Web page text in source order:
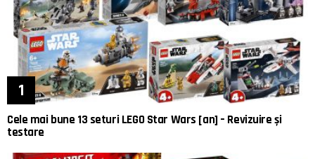
Cele mai bune 13 seturi LEGO Star Wars [an] – Revizuire și
testare